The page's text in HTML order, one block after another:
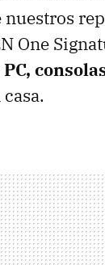
nuestros
One